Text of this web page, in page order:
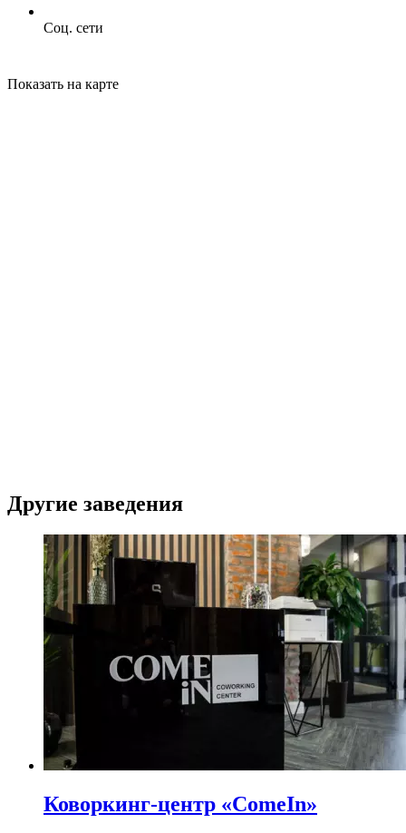
Соц. сети
Показать на карте
Другие заведения
Коворкинг-центр «ComeIn»